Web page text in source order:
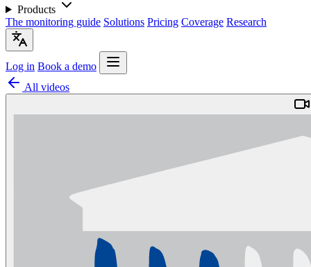
Products
The monitoring guide Solutions Pricing Coverage Research
Log in Book a demo
All videos